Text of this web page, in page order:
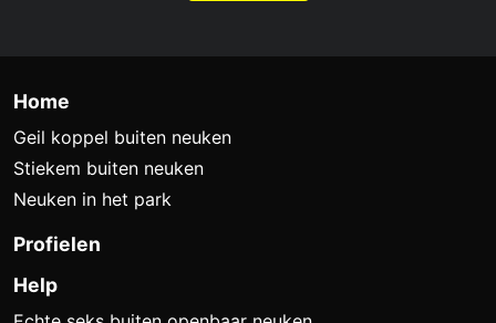
Home
Geil koppel buiten neuken
Stiekem buiten neuken
Neuken in het park
Profielen
Help